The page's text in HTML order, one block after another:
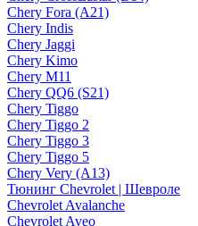
Chery Fora (A21)
Chery Indis
Chery Jaggi
Chery Kimo
Chery M11
Chery QQ6 (S21)
Chery Tiggo
Chery Tiggo 2
Chery Tiggo 3
Chery Tiggo 5
Chery Very (A13)
Тюнинг Chevrolet | Шевроле
Chevrolet Avalanche
Chevrolet Aveo